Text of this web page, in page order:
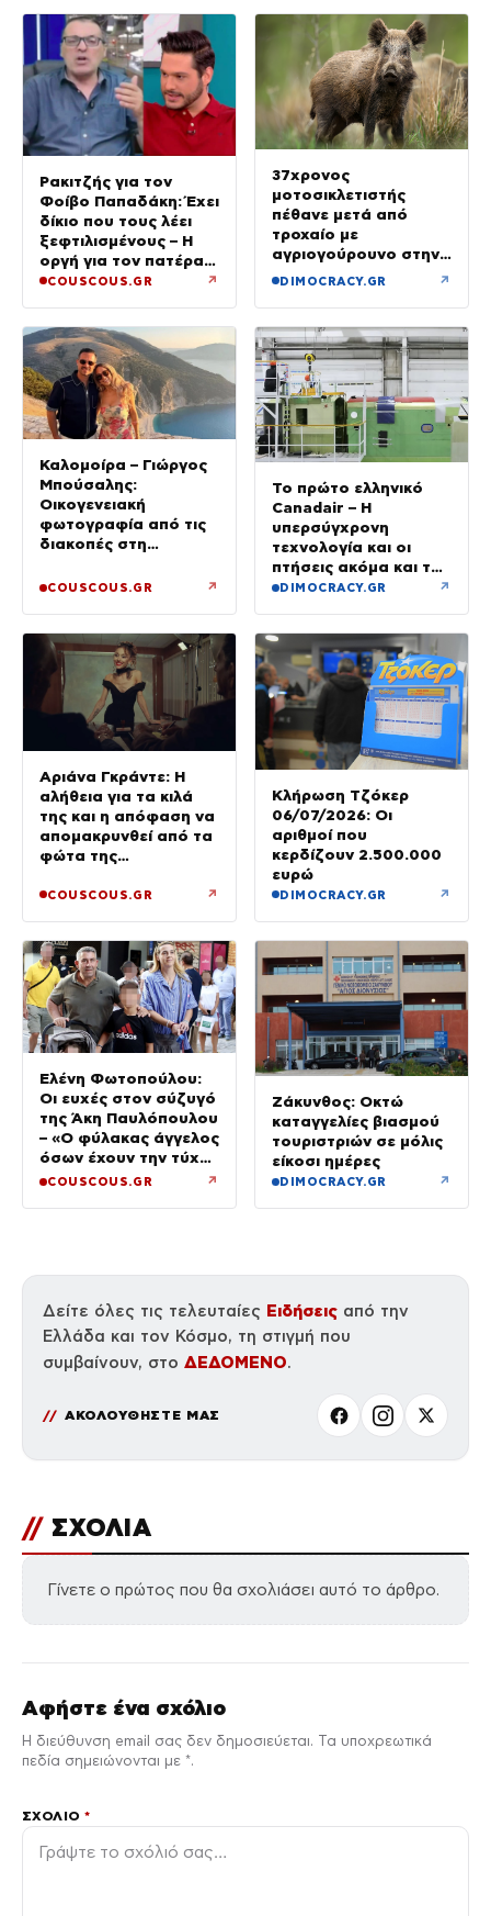
Ρακιτζής για τον
Φοίβο Παπαδάκη: Έχει
δίκιο που τους λέει
ξεφτιλισμένους – Η
οργή για τον πατέρα
του
COUSCOUS.GR ↗
37χρονος
μοτοσικλετιστής
πέθανε μετά από
τροχαίο με
αγριογούρουνο στην
Εύβοια
DIMOCRACY.GR ↗
Καλομοίρα – Γιώργος
Μπούσαλης:
Οικογενειακή
φωτογραφία από τις
διακοπές στη
τους παιδιά
COUSCOUS.GR ↗
Το πρώτο ελληνικό
Canadair – Η
υπερσύγχρονη
τεχνολογία και οι
πτήσεις ακόμα και τη
νύχτα – βίντεο
DIMOCRACY.GR ↗
Αριάνα Γκράντε: Η
αλήθεια για τα κιλά
της και η απόφαση να
απομακρυνθεί από τα
φώτα της
COUSCOUS.GR ↗
Κλήρωση Τζόκερ
06/07/2026: Οι
αριθμοί που
κερδίζουν 2.500.000
ευρώ
DIMOCRACY.GR ↗
Ελένη Φωτοπούλου:
Οι ευχές στον σύζυγό
της Άκη Παυλόπουλου
– «Ο φύλακας άγγελος
όσων έχουν την τύχη
να βρίσκονται κοντά
COUSCOUS.GR ↗
Ζάκυνθος: Οκτώ
καταγγελίες βιασμού
τουριστριών σε μόλις
είκοσι ημέρες
DIMOCRACY.GR ↗
Δείτε όλες τις τελευταίες Ειδήσεις από την
Ελλάδα και τον Κόσμο, τη στιγμή που
συμβαίνουν, στο ΔΕΔΟΜΕΝΟ.
ΑΚΟΛΟΥΘΗΣΤΕ ΜΑΣ
// ΣΧΟΛΙΑ
Γίνετε ο πρώτος που θα σχολιάσει αυτό το άρθρο.
Αφήστε ένα σχόλιο
Η διεύθυνση email σας δεν δημοσιεύεται. Τα υποχρεωτικά
πεδία σημειώνονται με *.
ΣΧΌΛΙΟ*